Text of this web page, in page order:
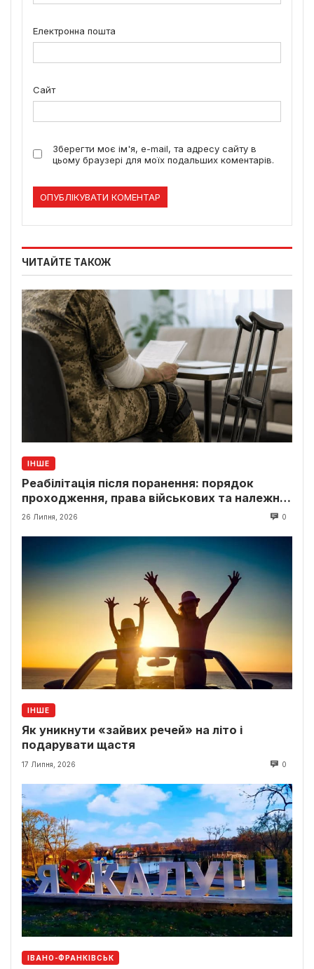
Електронна пошта
Сайт
Зберегти моє ім'я, e-mail, та адресу сайту в
цьому браузері для моїх подальших коментарів.
ЧИТАЙТЕ ТАКОЖ
ІНШЕ
Реабілітація після поранення: порядок
проходження, права військових та належні
виплати
26 Липня, 2026 0
ІНШЕ
Як уникнути «зайвих речей» на літо і
подарувати щастя
17 Липня, 2026 0
ІВАНО-ФРАНКІВСЬК